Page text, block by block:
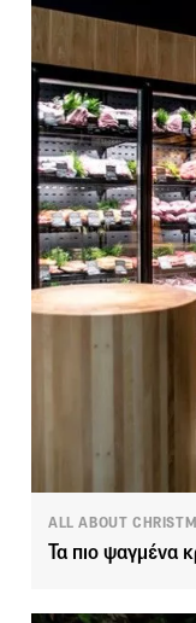
ALL ABOUT
Τα πιο ψαγμένα